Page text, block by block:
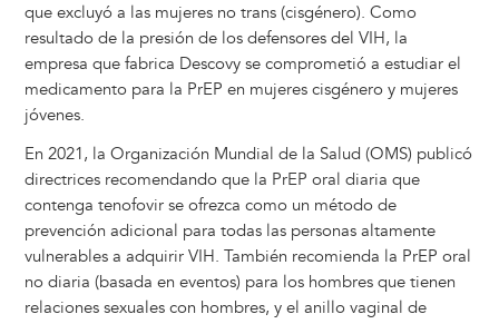
que excluyó a las mujeres no trans (cisgénero). Como
resultado de la presión de los defensores del VIH, la
empresa que fabrica Descovy se comprometió a estudiar el
medicamento para la PrEP en mujeres cisgénero y mujeres
jóvenes.
En 2021, la Organización Mundial de la Salud (OMS) publicó
directrices recomendando que la PrEP oral diaria que
contenga tenofovir se ofrezca como un método de
prevención adicional para todas las personas altamente
vulnerables a adquirir VIH. También recomienda la PrEP oral
no diaria (basada en eventos) para los hombres que tienen
relaciones sexuales con hombres, y el anillo vaginal de